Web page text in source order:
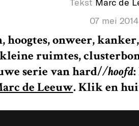
07 mei 2014
hoogtes, onweer,
ruimtes,
serie vanhard//hoofd
de Leeuw. Klik en